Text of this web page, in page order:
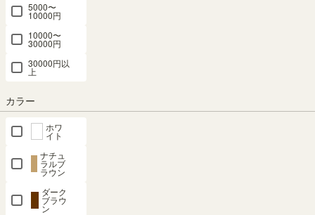
5000〜
10000円
10000〜
30000円
30000円以
上
カラー
ホワ
イト
ナチュ
ラルブ
ラウン
ダーク
ブラウ
ン